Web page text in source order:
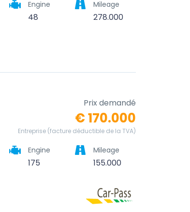
Engine
48
Mileage
278.000
Prix demandé
€ 170.000
Entreprise (facture déductible de la TVA)
Engine
175
Mileage
155.000